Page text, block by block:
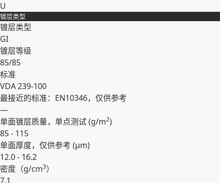
U
展开
镀层类型
镀层类型
GI
镀层等级
85/85
标准
VDA 239-100
最接近的标准：EN10346，仅供参考
—
单面镀层质量，单点测试 (g/m2)
85 - 115
单面厚度，仅供参考 (µm)
12.0 - 16.2
密度（g/cm3）
7.1